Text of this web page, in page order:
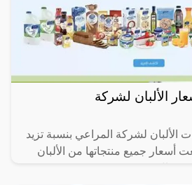
الألبان لشركة
الألبان لشركة المراعي بنسبة تزيد
أسعار جميع منتجاتها من الألبان